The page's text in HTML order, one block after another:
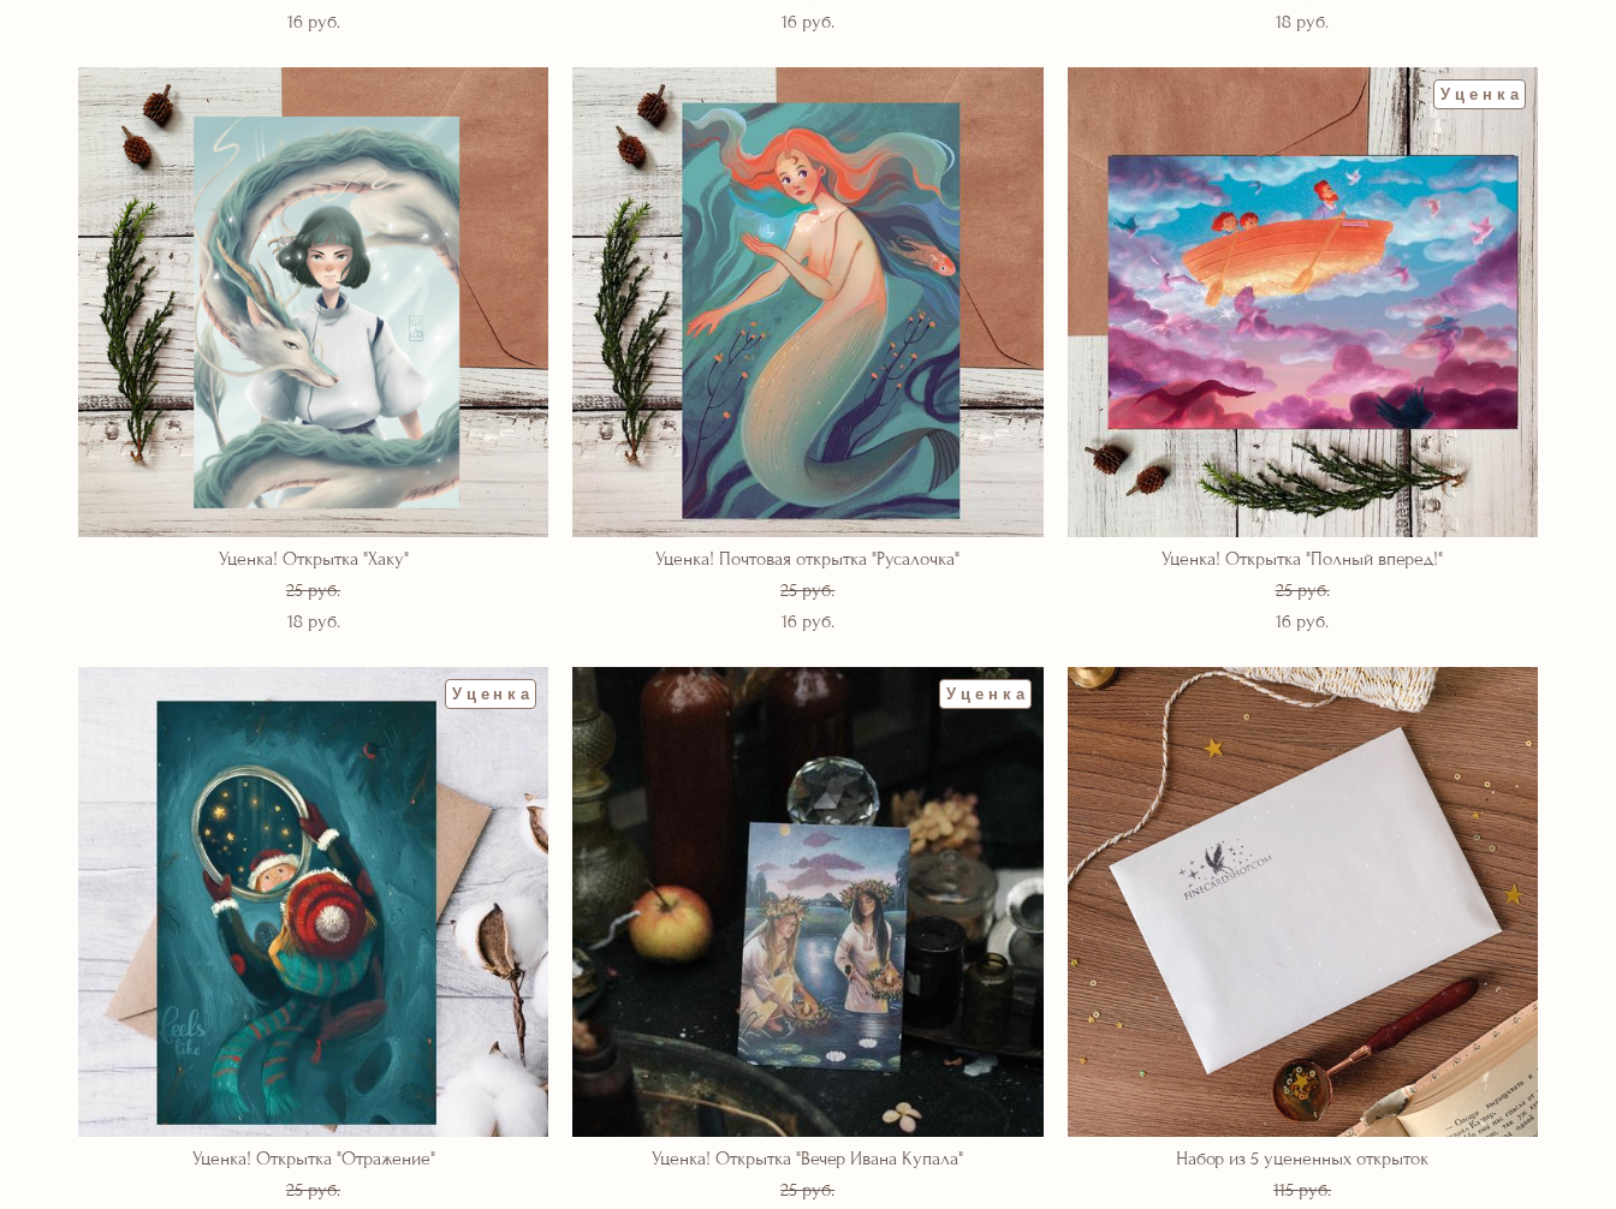
16 pуб.
16 pуб.
18 pуб.
Уценка! Открытка "Хаку"
25 pуб.
18 pуб.
Уценка! Почтовая открытка "Русалочка"
25 pуб.
16 pуб.
Уценка
Уценка! Открытка "Полный вперед!"
25 pуб.
16 pуб.
Уценка
Уценка! Открытка "Отражение"
25 pуб.
Уценка
Уценка! Открытка "Вечер Ивана Купала"
25 pуб.
Набор из 5 уцененных открыток
115 pуб.